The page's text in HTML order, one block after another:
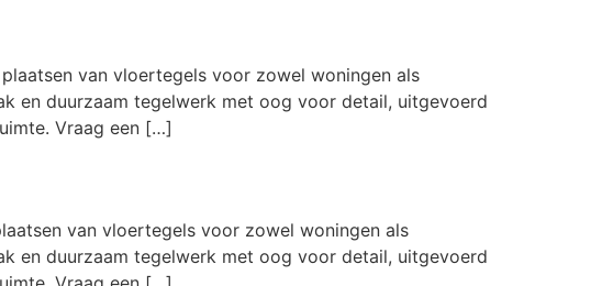
van vloertegels voor zowel woningen als
en duurzaam tegelwerk met oog voor detail, uitgevoerd
Vraag een […]
van vloertegels voor zowel woningen als
en duurzaam tegelwerk met oog voor detail, uitgevoerd